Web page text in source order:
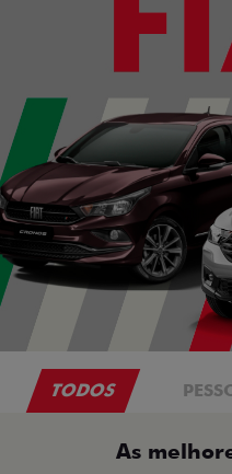
TODOS
As